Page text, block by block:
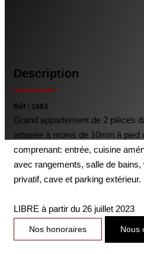
Description
Réf : 1983
Grand appartement de 2 pièces
arborée à moins de 10min à
comprenant: entrée, cuisine
avec rangements, salle de
privatif, cave et parking extérieur.
LIBRE à partir du 26 juillet 2023
Nos honoraires Nous